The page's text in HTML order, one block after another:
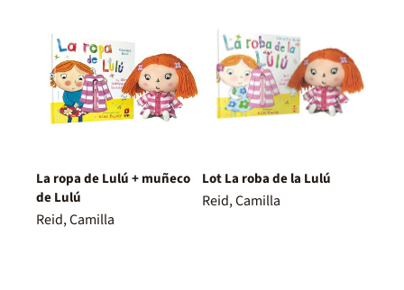
La ropa de Lulú + muñeco
de Lulú
Reid, Camilla
Lot La roba de la Lulú
Reid, Camilla